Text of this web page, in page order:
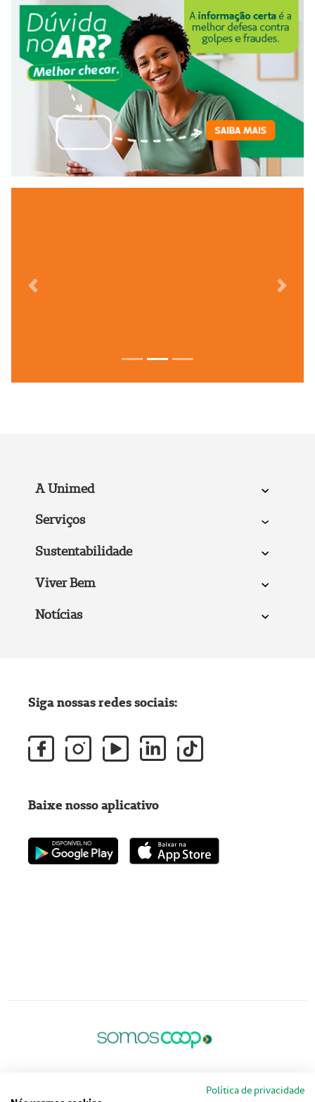
Previous Next
A Unimed
Serviços
Sustentabilidade
Viver Bem
Notícias
Siga nossas redes sociais:
Baixe nosso aplicativo
Política de privacidade